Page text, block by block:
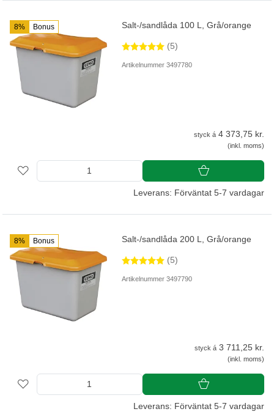
8% Bonus Salt-/sandlåda 100 L, Grå/orange
(5)
Artikelnummer 3497780
styck á 4 373,75 kr.
(inkl. moms)
Leverans: Förväntat 5-7 vardagar
8% Bonus Salt-/sandlåda 200 L, Grå/orange
(5)
Artikelnummer 3497790
styck á 3 711,25 kr.
(inkl. moms)
Leverans: Förväntat 5-7 vardagar